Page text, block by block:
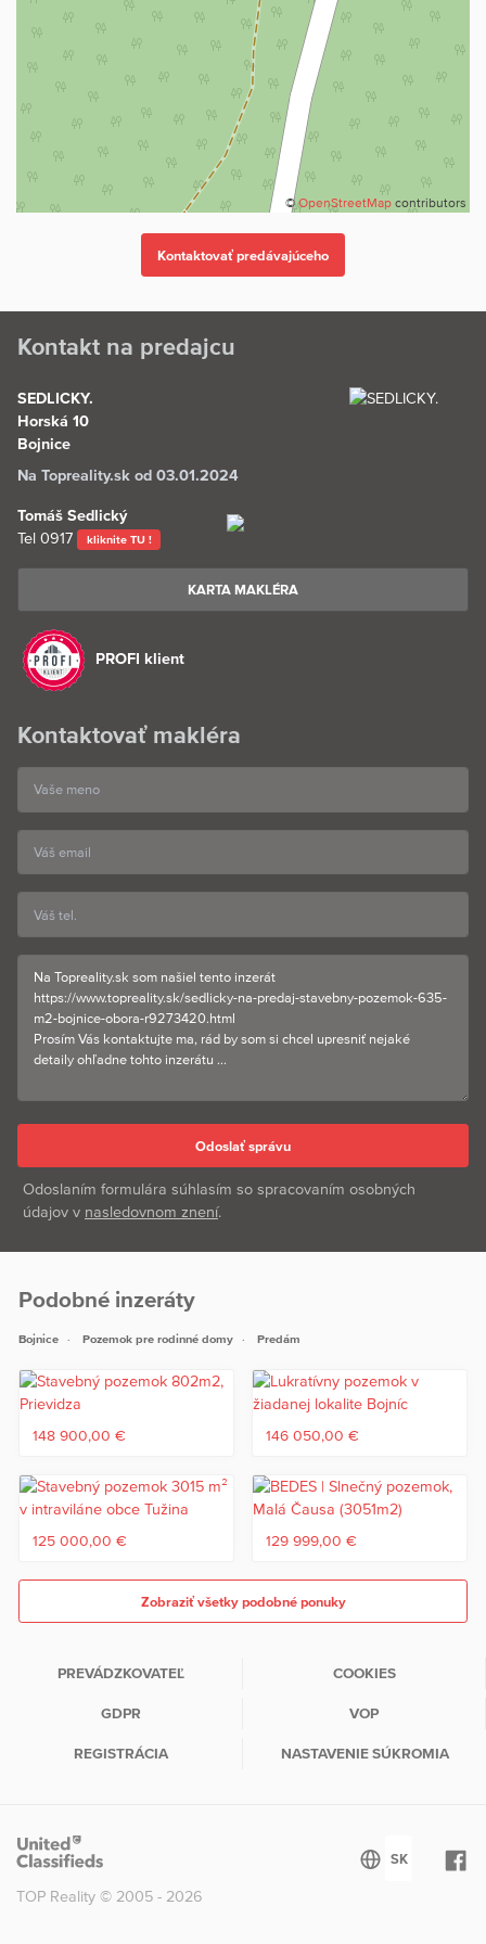
• priehrada, les, cyklotrasy
Všetko, čo potrebujete pre pohodlný život, máte na dosah ruky.
Výhody tejto ponuky
• Kompletné inžinierske siete priamo na pozemku
• Len jeden sused, ostatné strany lemované lesom
• Tichá, atraktívna lokalita
Zaujala vás táto ponuka?
osobnú obhliadku.
©OpenStreetMap contributors
Kontakt na predajcu
SEDLICKY.
Horská 10
Bojnice
Na Topreality.sk od 03.01.2024
Tomáš Sedlický
Tel 0917 kliknite TU !
KARTA MAKLÉRA
PROFI klient
Kontaktovať makléra
Odoslaním formulára súhlasím so spracovaním osobných
údajov v nasledovnom znení.
Podobné inzeráty
Bojnice Pozemok pre rodinné domy Predám
148 900,00 € 146 050,00 €
125 000,00 € 129 999,00 €
Zobraziť všetky podobné ponuky
PREVÁDZKOVATEĽ COOKIES
GDPR VOP
REGISTRÁCIA NASTAVENIE SÚKROMIA
TOP Reality © 2005 - 2026